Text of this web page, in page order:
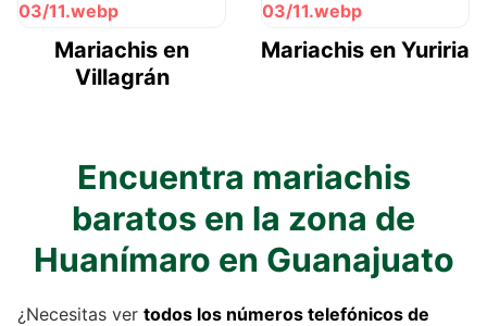
Mariachis en
Villagrán
Mariachis en Yuriria
Encuentra mariachis
baratos en la zona de
Huanímaro en Guanajuato
¿Necesitas ver todos los números telefónicos de